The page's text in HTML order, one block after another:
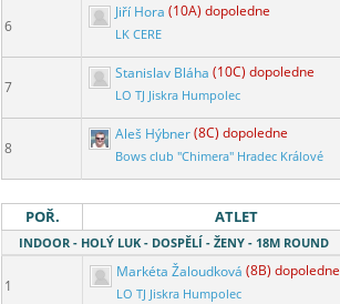
6
Jiří Hora (10A) dopoledne
LK CERE
7
Stanislav Bláha (10C) dopoledne
LO TJ Jiskra Humpolec
8
Aleš Hýbner(8C) dopoledne
Bows club "Chimera" Hradec Králové
POŘ. ATLET
INDOOR - HOLÝ LUK - DOSPĚLÍ - ŽENY - 18M ROUND
1
Markéta Žaloudková (8B) dopoledne
LO TJ Jiskra Humpolec